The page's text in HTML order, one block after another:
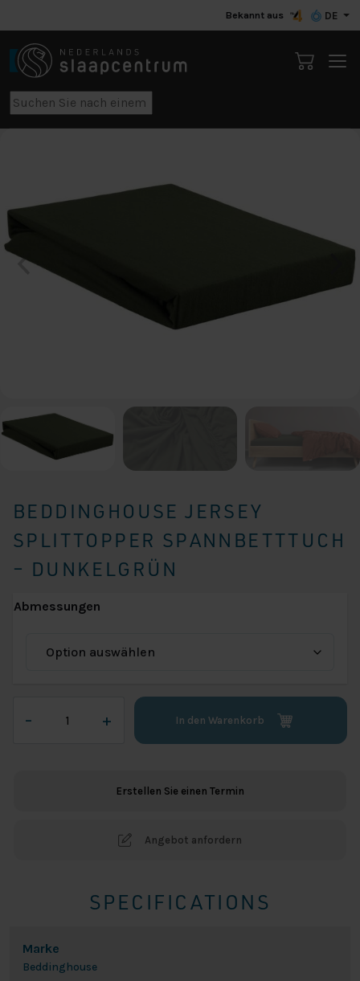
Bekannt aus DE
BEDDINGHOUSE JERSEY
SPLITTOPPER SPANNBETTTUCH
– DUNKELGRÜN
Abmessungen
–
Jersey
+ In den Warenkorb
Erstellen Sie einen Termin
Angebot anfordern
SPECIFICATIONS
Marke
Beddinghouse